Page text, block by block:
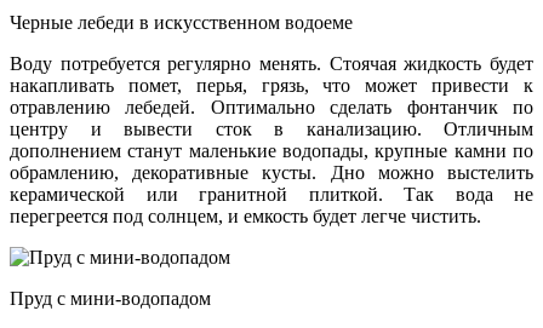
Черные лебеди в искусственном водоеме
Воду потребуется регулярно менять. Стоячая жидкость будет
накапливать помет, перья, грязь, что может привести к
отравлению лебедей. Оптимально сделать фонтанчик по
центру и вывести сток в канализацию. Отличным
дополнением станут маленькие водопады, крупные камни по
обрамлению, декоративные кусты. Дно можно выстелить
керамической или гранитной плиткой. Так вода не
перегреется под солнцем, и емкость будет легче чистить.
Пруд с мини-водопадом